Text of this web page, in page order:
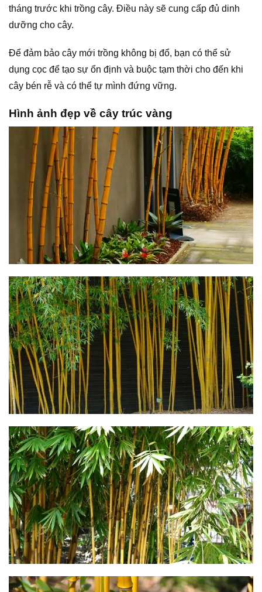
tháng trước khi trồng cây. Điều này sẽ cung cấp đủ dinh
dưỡng cho cây.
Để đảm bảo cây mới trồng không bị đổ, bạn có thể sử
dụng cọc để tạo sự ổn định và buộc tạm thời cho đến khi
cây bén rễ và có thể tự mình đứng vững.
Hình ảnh đẹp về cây trúc vàng